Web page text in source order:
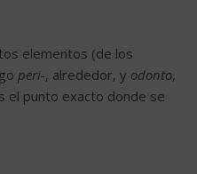
elementos (de los
peri-, alrededor, y odonto,
el punto exacto donde se